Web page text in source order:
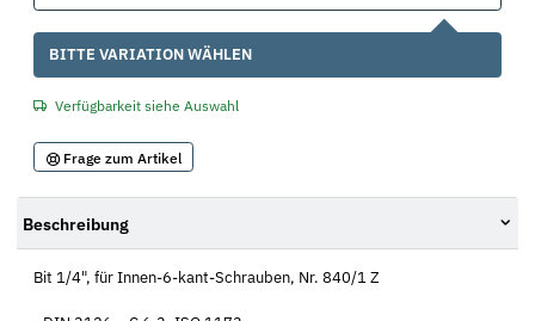
x
BITTE VARIATION WÄHLEN
Verfügbarkeit siehe Auswahl
Frage zum Artikel
Beschreibung
Bit 1/4", für Innen-6-kant-Schrauben, Nr. 840/1 Z